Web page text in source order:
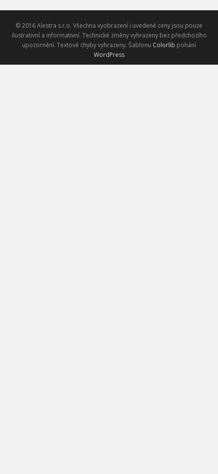
© 2016 Alestra s.r.o. Všechna vyobrazení i uvedené ceny jsou pouze
ilustrativní a informativní. Technické změny vyhrazeny bez předchozího
upozornění. Textové chyby vyhrazeny. Šablonu Colorlib pohání
WordPress